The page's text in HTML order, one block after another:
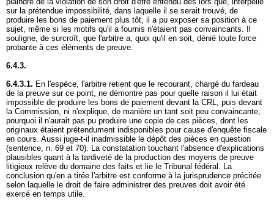
sur la prétendue impossibilité, dans laquelle il se serait trouvé, de
produire les bons de paiement plus tôt, il a pu exposer sa position à ce
sujet, même si les motifs qu'il a fournis n'étaient pas convaincants. Il
souligne, de surcroît, que l'arbitre a, quoi qu'il en soit, dénié toute force
probante à ces éléments de preuve.
6.4.3.
6.4.3.1. En l'espèce, l'arbitre retient que le recourant, chargé du fardeau
de la preuve sur ce point, ne démontre pas pour quelle raison il lui était
impossible de produire les bons de paiement devant la CRL, puis devant
la Commission, ni n'explique, de manière un tant soit peu convaincante,
pourquoi il n'aurait pas pu produire une copie de ces pièces, dont les
originaux étaient prétendument indisponibles pour cause d'enquête fiscale
en cours. Aussi juge-t-il inadmissible le dépôt des pièces en question
(sentence, n. 69 et 70). La constatation touchant l'absence d'explications
plausibles quant à la tardiveté de la production des moyens de preuve
litigieux relève du domaine des faits et lie le Tribunal fédéral. La
conclusion qu'en a tirée l'arbitre est conforme à la jurisprudence précitée
selon laquelle le droit de faire administrer des preuves doit avoir été
exercé en temps utile.